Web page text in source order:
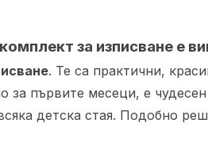
за изписване е
. Те са практични,
първите месеци, е
детска стая. Подобно